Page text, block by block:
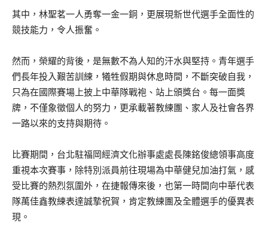
其中，林聖茗一人勇奪一金一銅，更展現新世代選手全面性的
競技能力，令人振奮。
然而，榮耀的背後，是無數不為人知的汗水與堅持。青年選手
們長年投入艱苦訓練，犧牲假期與休息時間，不斷突破自我，
只為在國際賽場上披上中華隊戰袍、站上頒獎台。每一面獎
牌，不僅象徵個人的努力，更承載著教練團、家人及社會各界
一路以來的支持與期待。
比賽期間，台北駐福岡經濟文化辦事處處長陳銘俊總領事高度
重視本次賽事，除特別派員前往現場為中華健兒加油打氣，感
受比賽的熱烈氛圍外，在捷報傳來後，也第一時間向中華代表
隊萬佳鑫教練表達誠摯祝賀，肯定教練團及全體選手的優異表
現。